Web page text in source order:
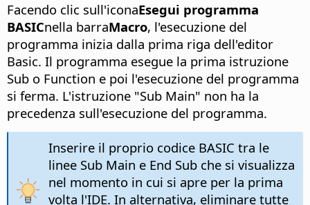
Facendo clic sull'iconaEsegui programma
BASICnella barraMacro, l'esecuzione del
programma inizia dalla prima riga dell'editor
Basic. Il programma esegue la prima istruzione
Sub o Function e poi l'esecuzione del programma
si ferma. L'istruzione "Sub Main" non ha la
precedenza sull'esecuzione del programma.
Inserire il proprio codice BASIC tra le
linee Sub Main e End Sub che si visualizza
nel momento in cui si apre per la prima
volta l'IDE. In alternativa, eliminare tutte